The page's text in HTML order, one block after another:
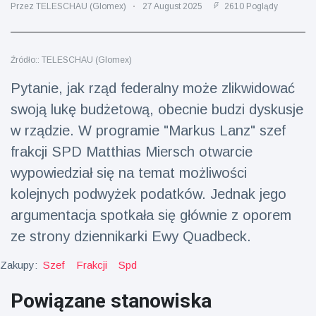
(73)
Najnowsze
wiadomości
'kajdanek'
magika
rozbawiła
publiczność
16 July
205
Poglądy
Konserywiści
narodziny
nizinne w
16 July
195
Przez TELESCHAU (Glomex) 27 August 2025 2610 Poglądy
Źródło:: TELESCHAU (Glomex)
Pytanie, jak rząd federalny może zlikwidować
swoją lukę budżetową, obecnie budzi dyskusje
w rządzie. W programie "Markus Lanz" szef
frakcji SPD Matthias Miersch otwarcie
wypowiedział się na temat możliwości
kolejnych podwyżek podatków. Jednak jego
argumentacja spotkała się głównie z oporem
ze strony dziennikarki Ewy Quadbeck.
Zakupy: Szef Frakcji Spd
Powiązane stanowiska